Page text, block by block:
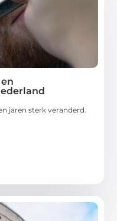
jaren sterk veranderd.